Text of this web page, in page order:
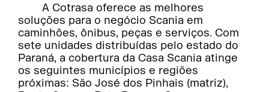
A Cotrasa oferece as melhores
soluções para o negócio Scania em
caminhões, ônibus, peças e serviços. Com
sete unidades distribuídas pelo estado do
Paraná, a cobertura da Casa Scania atinge
os seguintes municípios e regiões
próximas: São José dos Pinhais (matriz),